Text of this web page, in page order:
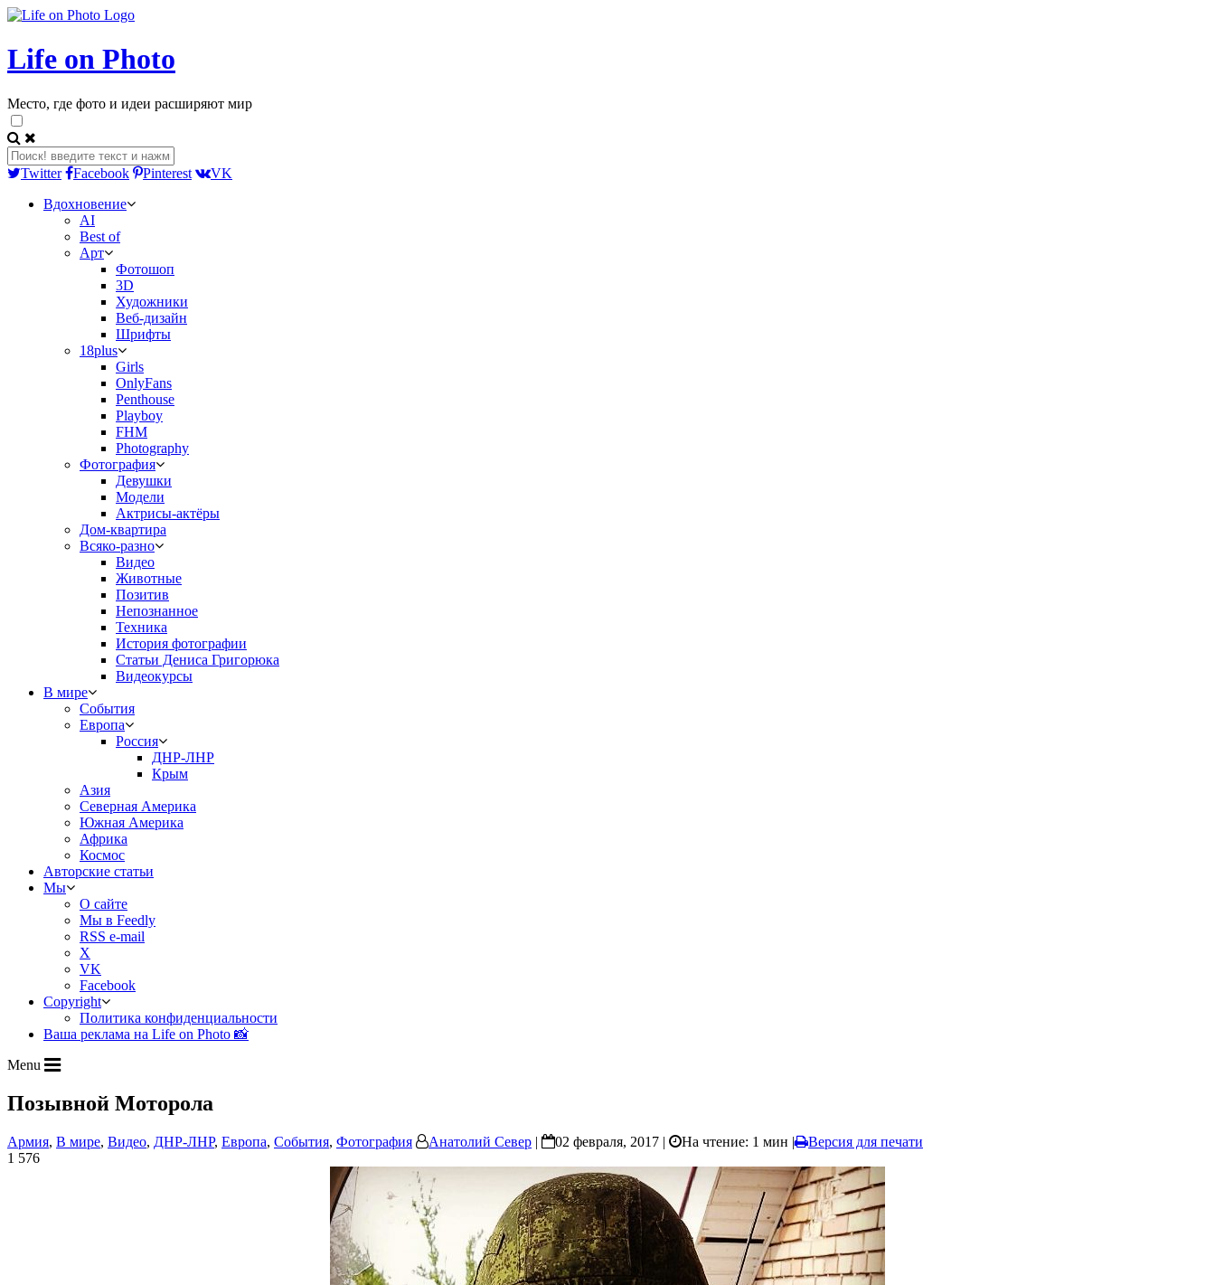
Life on Photo
Место, где фото и идеи расширяют мир
Twitter Facebook Pinterest
VK
Вдохновение
AI
Best of
Арт
Фотошоп
3D
Художники
Веб-дизайн
Шрифты
18plus
Girls
OnlyFans
Penthouse
Playboy
FHM
Photography
Фотография
Девушки
Модели
Актрисы-актёры
Дом-квартира
Всяко-разно
Видео
Животные
Позитив
Непознанное
Техника
История фотографии
Статьи Дениса Григорюка
Видеокурсы
В мире
События
Европа
Россия
ДНР-ЛНР
Крым
Азия
Северная Америка
Южная Америка
Африка
Космос
Авторские статьи
Мы
О сайте
Мы в Feedly
RSS e-mail
X
VK
Facebook
Copyright
Политика конфиденциальности
Ваша реклама на Life on Photo 📸
Menu
Позывной Моторола
Армия, В мире, Видео, ДНР-ЛНР, Европа, События, Фотография Анатолий Север | 02 февраля, 2017 | На чтение: 1 мин |
Версия для печати
1 576